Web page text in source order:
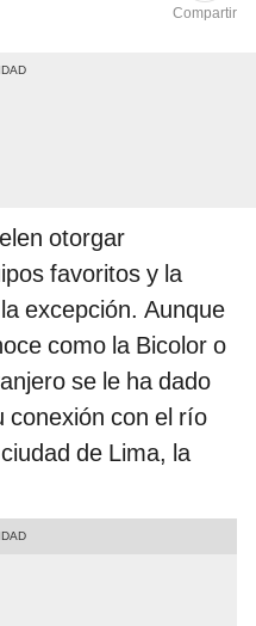
Compartir
otorgar
favoritos y la
excepción. Aunque
como la Bicolor o
se le ha dado
conexión con el río
de Lima, la